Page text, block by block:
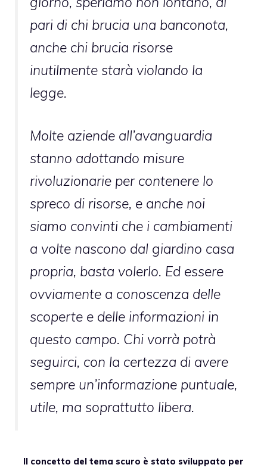
pari di chi brucia una banconota,
anche chi brucia risorse
inutilmente starà violando la
legge.
Molte aziende all’avanguardia
stanno adottando misure
rivoluzionarie per contenere lo
spreco di risorse, e anche noi
siamo convinti che i cambiamenti
a volte nascono dal giardino casa
propria, basta volerlo. Ed essere
ovviamente a conoscenza delle
scoperte e delle informazioni in
questo campo. Chi vorrà potrà
seguirci, con la certezza di avere
sempre un’informazione puntuale,
utile, ma soprattutto libera.
Il concetto del tema scuro è stato sviluppato per